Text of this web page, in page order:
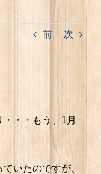
前 次
・・もう、1月
いたのですが、